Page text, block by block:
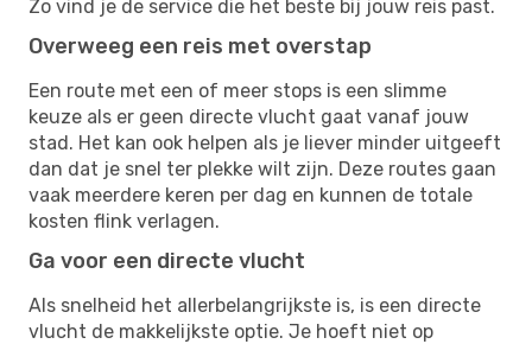
Zo vind je de service die het beste bij jouw reis past.
Overweeg een reis met overstap
Een route met een of meer stops is een slimme
keuze als er geen directe vlucht gaat vanaf jouw
stad. Het kan ook helpen als je liever minder uitgeeft
dan dat je snel ter plekke wilt zijn. Deze routes gaan
vaak meerdere keren per dag en kunnen de totale
kosten flink verlagen.
Ga voor een directe vlucht
Als snelheid het allerbelangrijkste is, is een directe
vlucht de makkelijkste optie. Je hoeft niet op